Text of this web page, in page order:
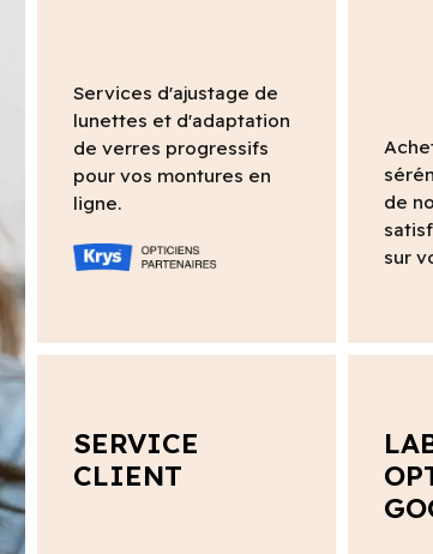
Services d'ajustage de
lunettes et d'adaptation
de verres progressifs
pour vos montures en
ligne.
de
sur
SERVICE
CLIENT